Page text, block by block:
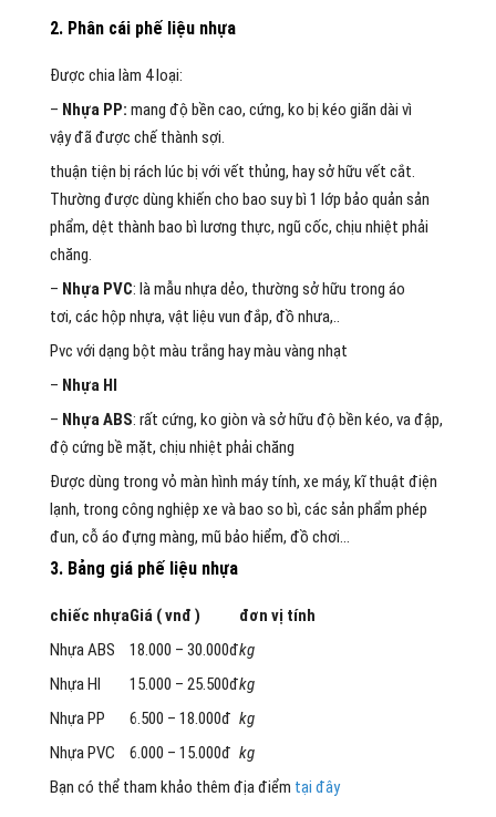
2. Phân cái phếliệu nhựa
Được chialàm 4 loại:
– Nhựa PP: mang độ bền cao, cứng, ko bị kéo giãn dài vì
vậyđã được chế thành sợi.
thuận tiện bị rách lúc bị với vết thủng, haysở hữu vết cắt.
Thường được dùng khiến cho bao suy bì 1 lớp bảo quản sản
phẩm, dệt thành bao bì lương thực, ngũ cốc, chịu nhiệt phải
chăng.
– Nhựa PVC: làmẫu nhựa dẻo, thường sở hữu trong áo
tơi, các hộp nhựa, vật liệu vun đắp, đồ nhưa,..
Pvc với dạng bột màu trắng hay màu vàng nhạt
– Nhựa HI
– Nhựa ABS: rất cứng, ko giòn vàsở hữu độ bền kéo, va đập,
độ cứng bề mặt, chịu nhiệt phải chăng
Được dùng trong vỏ màn hình máy tính, xe máy, kĩ thuật điện
lạnh, trong công nghiệp xe và bao so bì, các sản phẩm phép
đun, cỗ áo đựng màng, mũ bảo hiểm, đồ chơi…
3. Bảng giáphếliệu nhựa
chiếc nhựaGiá ( vnđ ) đơn vị tính
Nhựa ABS
18.000 – 30.000đkg
Nhựa HI
15.000 – 25.500đkg
Nhựa PP
6.500 – 18.000đ kg
Nhựa PVC
6.000 – 15.000đ kg
Bạn có thể tham khảo thêm địa điểm tại đây